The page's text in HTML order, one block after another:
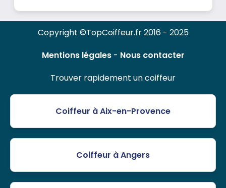
Copyright ©TopCoiffeur.fr 2016 - 2025
Mentions légales- Nous contacter
Trouver rapidement un coiffeur
Coiffeur à Aix-en-Provence
Coiffeur à Angers